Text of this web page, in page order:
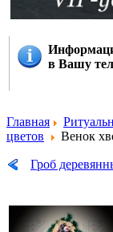
в Вашу
Главная
цветов
Венок
Гроб